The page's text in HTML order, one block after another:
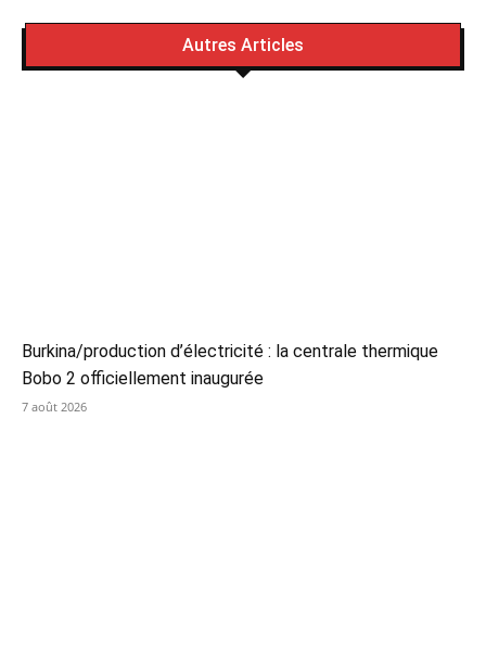
Autres Articles
Burkina/production d’électricité : la centrale thermique
Bobo 2 officiellement inaugurée
7 août 2026